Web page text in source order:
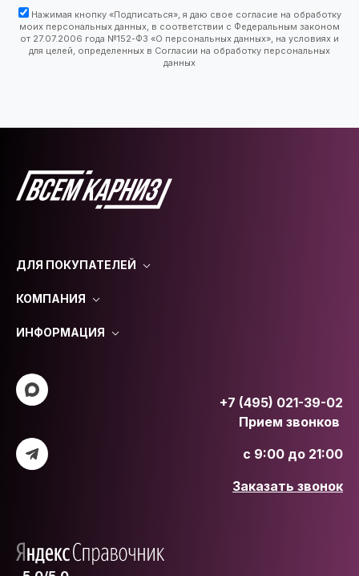
Нажимая кнопку «Подписаться», я даю свое согласие на обработку
моих персональных данных, в соответствии с Федеральным законом
от 27.07.2006 года №152-ФЗ «О персональных данных», на условиях и
для целей, определенных в Согласии на обработку персональных
данных
ДЛЯ ПОКУПАТЕЛЕЙ
КОМПАНИЯ
ИНФОРМАЦИЯ
+7 (495) 021-39-02
Прием звонков
с 9:00 до 21:00
Заказать звонок